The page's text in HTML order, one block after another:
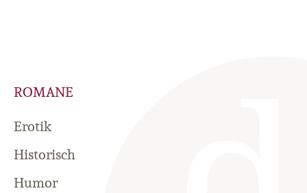
ROMANE
Erotik
Historisch
Humor